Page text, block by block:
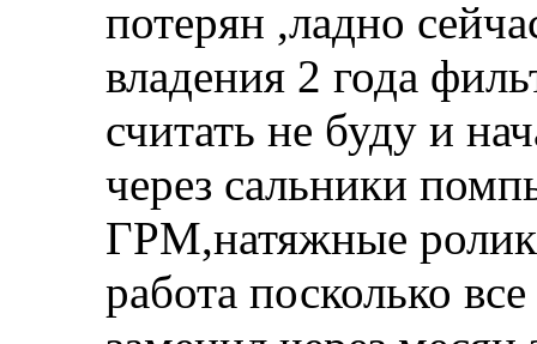
потерян ,ладно
владения 2 года
считать не буду и
через сальники
ГРМ,натяжные
работа посколько